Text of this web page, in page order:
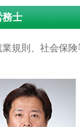
務士
規則、社会保